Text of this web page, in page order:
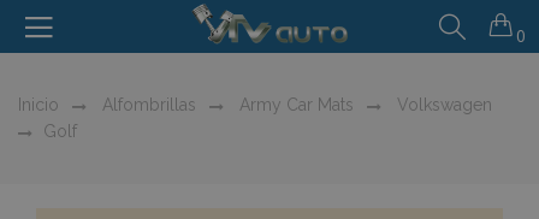
0
Inicio Alfombrillas Army Car Mats
Volkswagen
Golf